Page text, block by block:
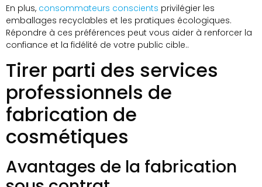
En plus, consommateurs conscients privilégier les
emballages recyclables et les pratiques écologiques.
Répondre à ces préférences peut vous aider à renforcer la
confiance et la fidélité de votre public cible..
Tirer parti des services
professionnels de
fabrication de
cosmétiques
Avantages de la fabrication